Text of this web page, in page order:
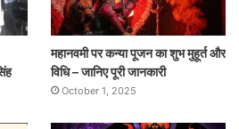
महानवमी पर कन्या पूजन का शुभ मुहूर्त और
विधि – जानिए पूरी जानकारी
October 1, 2025